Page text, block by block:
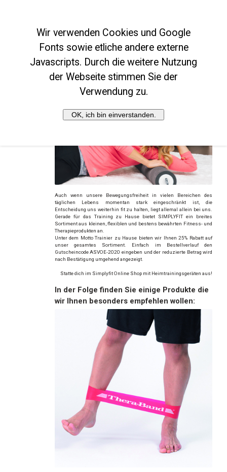
20% Rabatt auf
Gewichtsprodukte!
(Angebot exkl. für
Endverbraucher)
Wir rüsten Sie für das Heimtraining aus!
Auch wenn unsere Bewegungsfreiheit in vielen Bereichen des
täglichen Lebens momentan stark eingeschränkt ist, die
Entscheidung uns weiterhin fit zu halten, liegt allemal allein bei uns.
Gerade für das Training zu Hause bietet SIMPLYFIT ein breites
Sortiment aus kleinen, flexiblen und bestens bewährten Fitness- und
Therapieprodukten an.
Unter dem Motto Trainier zu Hause bieten wir Ihnen 25% Rabatt auf
unser gesamtes Sortiment. Einfach im Bestellverlauf den
Gutscheincode ASVOE-2020 eingeben und der reduzierte Betrag wird
nach Bestätigung umgehend angezeigt.
Statte dich im Simplyfit Online Shop mit Heimtrainingsgeräten aus!
In der Folge finden Sie einige Produkte die
wir Ihnen besonders empfehlen wollen:
Wir verwenden Cookies und Google
Fonts sowie etliche andere externe
Javascripts. Durch die weitere Nutzung
der Webseite stimmen Sie der
Verwendung zu.
OK, ich bin einverstanden.